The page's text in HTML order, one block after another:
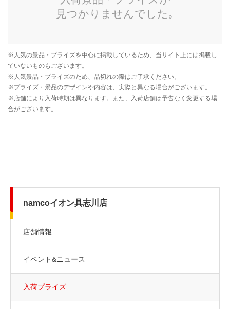
namcoイオン具志川店
店舗情報
イベント&ニュース
入荷プライズ